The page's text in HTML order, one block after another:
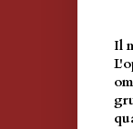
Il